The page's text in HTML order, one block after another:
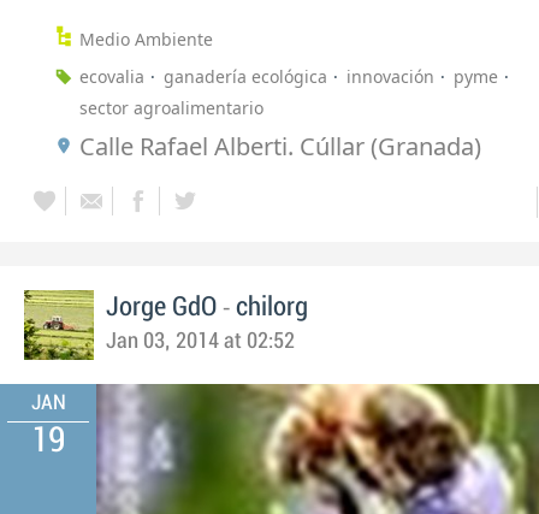
Medio Ambiente
ecovalia
ganadería ecológica innovación
pyme
sector agroalimentario
Calle Rafael Alberti. Cúllar (Granada)
Jorge GdO - chilorg
Jan 03, 2014 at 02:52
JAN
19